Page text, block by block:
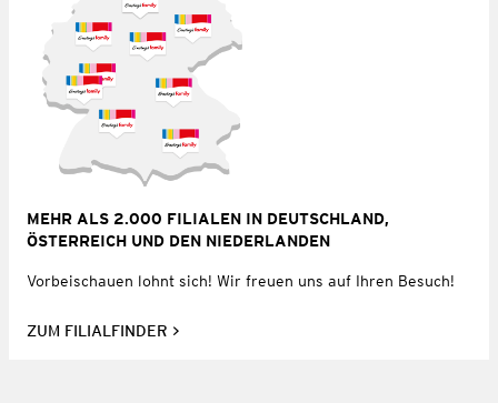
MEHR ALS 2.000 FILIALEN IN DEUTSCHLAND,
ÖSTERREICH UND DEN NIEDERLANDEN
Vorbeischauen lohnt sich! Wir freuen uns auf Ihren Besuch!
ZUM FILIALFINDER